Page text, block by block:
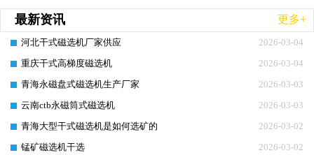
最新资讯 更多+
2026-03-04
河北干式磁选机厂家供应
2026-03-04
重庆干式高梯度磁选机
2026-03-03
青海永磁盘式磁选机生产厂家
2026-03-03
云南ctb永磁筒式磁选机
2026-03-02
青海大型干式磁选机是如何选矿的
2026-03-02
锰矿磁选机干选